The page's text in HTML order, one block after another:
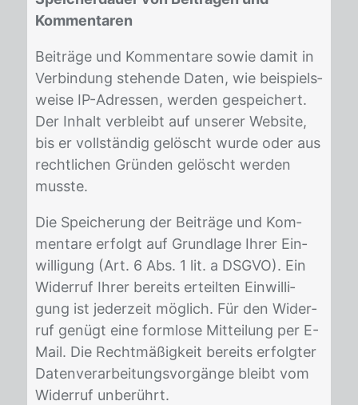
Kommentaren
Bei­trä­ge und Kom­men­ta­re so­wie da­mit in
Ver­bin­dung ste­hen­de Da­ten, wie bei­spiels­
wei­se IP-Adres­sen, wer­den ge­spei­chert.
Der In­halt ver­bleibt auf un­se­rer Web­site,
bis er voll­stän­dig ge­löscht wur­de oder aus
recht­li­chen Grün­den ge­löscht wer­den
muss­te.
Die Spei­che­rung der Bei­trä­ge und Kom­
men­ta­re er­folgt auf Grund­la­ge Ih­rer Ein­
wil­li­gung (Art. 6 Abs. 1 lit. a DS­GVO). Ein
Wi­der­ruf Ih­rer be­reits er­teil­ten Ein­wil­li­
gung ist je­der­zeit mög­lich. Für den Wi­der­
ruf ge­nügt eine form­lo­se Mit­tei­lung per E-
Mail. Die Recht­mä­ßig­keit be­reits er­folg­ter
Da­ten­ver­ar­bei­tungs­vor­gän­ge bleibt vom
Wi­der­ruf un­be­rührt.